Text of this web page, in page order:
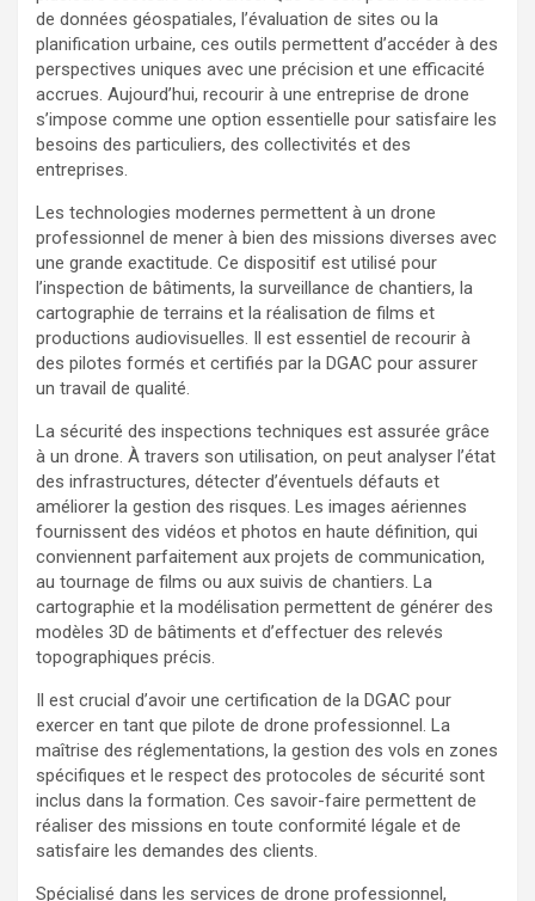
de données géospatiales, l’évaluation de sites ou la
planification urbaine, ces outils permettent d’accéder à des
perspectives uniques avec une précision et une efficacité
accrues. Aujourd’hui, recourir à une entreprise de drone
s’impose comme une option essentielle pour satisfaire les
besoins des particuliers, des collectivités et des
entreprises.
Les technologies modernes permettent à un drone
professionnel de mener à bien des missions diverses avec
une grande exactitude. Ce dispositif est utilisé pour
l’inspection de bâtiments, la surveillance de chantiers, la
cartographie de terrains et la réalisation de films et
productions audiovisuelles. Il est essentiel de recourir à
des pilotes formés et certifiés par la DGAC pour assurer
un travail de qualité.
La sécurité des inspections techniques est assurée grâce
à un drone. À travers son utilisation, on peut analyser l’état
des infrastructures, détecter d’éventuels défauts et
améliorer la gestion des risques. Les images aériennes
fournissent des vidéos et photos en haute définition, qui
conviennent parfaitement aux projets de communication,
au tournage de films ou aux suivis de chantiers. La
cartographie et la modélisation permettent de générer des
modèles 3D de bâtiments et d’effectuer des relevés
topographiques précis.
Il est crucial d’avoir une certification de la DGAC pour
exercer en tant que pilote de drone professionnel. La
maîtrise des réglementations, la gestion des vols en zones
spécifiques et le respect des protocoles de sécurité sont
inclus dans la formation. Ces savoir-faire permettent de
réaliser des missions en toute conformité légale et de
satisfaire les demandes des clients.
Spécialisé dans les services de drone professionnel,